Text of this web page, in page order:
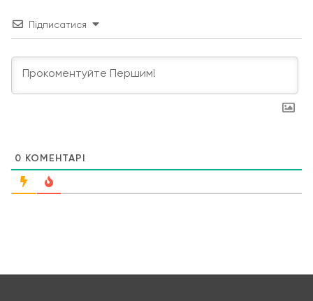
Підписатися
0 КОМЕНТАРІ